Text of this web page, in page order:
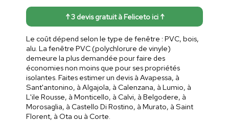
↑ 3 devis gratuit à Feliceto ici ↑
Le coût dépend selon le type de fenêtre : PVC, bois,
alu. La fenêtre PVC (polychlorure de vinyle)
demeure la plus demandée pour faire des
économies non moins que pour ses propriétés
isolantes. Faites estimer un devis à Avapessa, à
Sant'antonino, à Algajola, à Calenzana, à Lumio, à
L'ile Rousse, à Monticello, à Calvi, à Belgodere, à
Morosaglia, à Castello Di Rostino, à Murato, à Saint
Florent, à Ota ou à Corte.